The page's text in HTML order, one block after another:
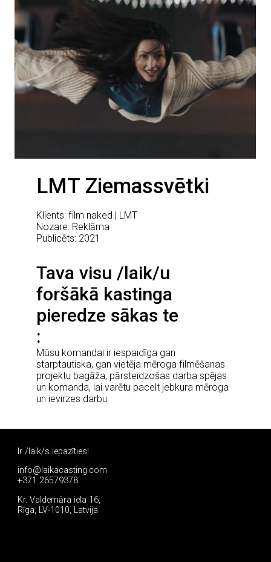
LMT Ziemassvētki
Klients: film naked | LMT
Nozare: Reklāma
Publicēts: 2021
Tava visu /laik/u
foršākā kastinga
pieredze sākas te
Mūsu komandai ir iespaidīga gan
starptautiska, gan vietēja mēroga filmēšanas
projektu bagāža, pārsteidzošas darba spējas
un komanda, lai varētu pacelt jebkura mēroga
un ievirzes darbu.
Ir /laik/s iepazīties!
info@laikacasting.com
+371 26579378
Kr. Valdemāra iela 16,
Rīga, LV-1010, Latvija